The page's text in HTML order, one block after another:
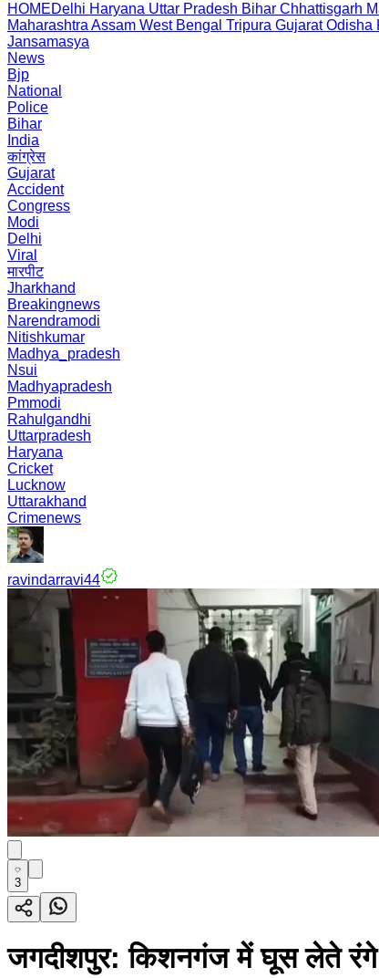
HOMEDelhi Haryana Uttar Pradesh Bihar Chhattisgarh
Maharashtra Assam West Bengal Tripura Gujarat Odisha
Jansamasya
News
Bjp
National
Police
Bihar
India
कांग्रेस
Gujarat
Accident
Congress
Modi
Delhi
Viral
मारपीट
Jharkhand
Breakingnews
Narendramodi
Nitishkumar
Madhya_pradesh
Nsui
Madhyapradesh
Pmmodi
Rahulgandhi
Uttarpradesh
Haryana
Cricket
Lucknow
Uttarakhand
Crimenews
ravindarravi44
3
जगदीशपुर: किशनगंज में घूस लेते रंगे